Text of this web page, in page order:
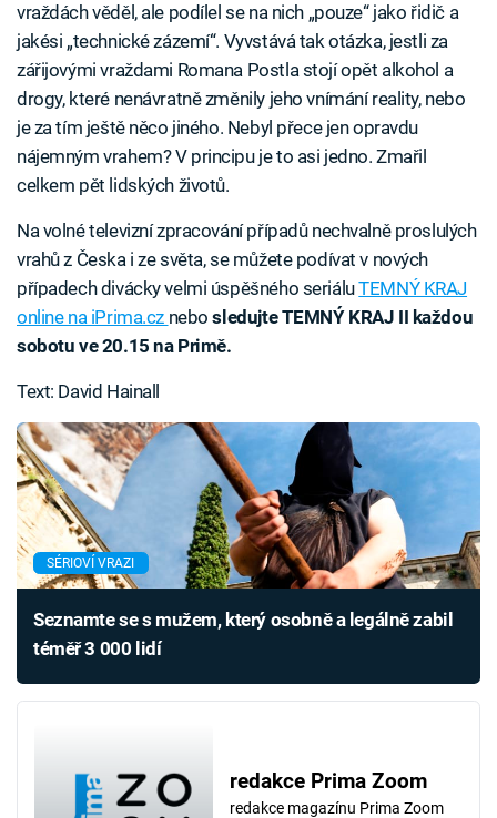
vraždách věděl, ale podílel se na nich „pouze“ jako řidič a
jakési „technické zázemí“. Vyvstává tak otázka, jestli za
zářijovými vraždami Romana Postla stojí opět alkohol a
drogy, které nenávratně změnily jeho vnímání reality, nebo
je za tím ještě něco jiného. Nebyl přece jen opravdu
nájemným vrahem? V principu je to asi jedno. Zmařil
celkem pět lidských životů.
Na volné televizní zpracování případů nechvalně proslulých
vrahů z Česka i ze světa, se můžete podívat v nových
případech divácky velmi úspěšného seriáluTEMNÝ KRAJ
online na iPrima.cz nebosledujte TEMNÝ KRAJ II každou
sobotu ve 20.15 na Primě.
Text: David Hainall
SÉRIOVÍ VRAZI
Seznamte se s mužem, který osobně a legálně zabil
téměř 3 000 lidí
redakce Prima Zoom
redakce magazínu Prima Zoom